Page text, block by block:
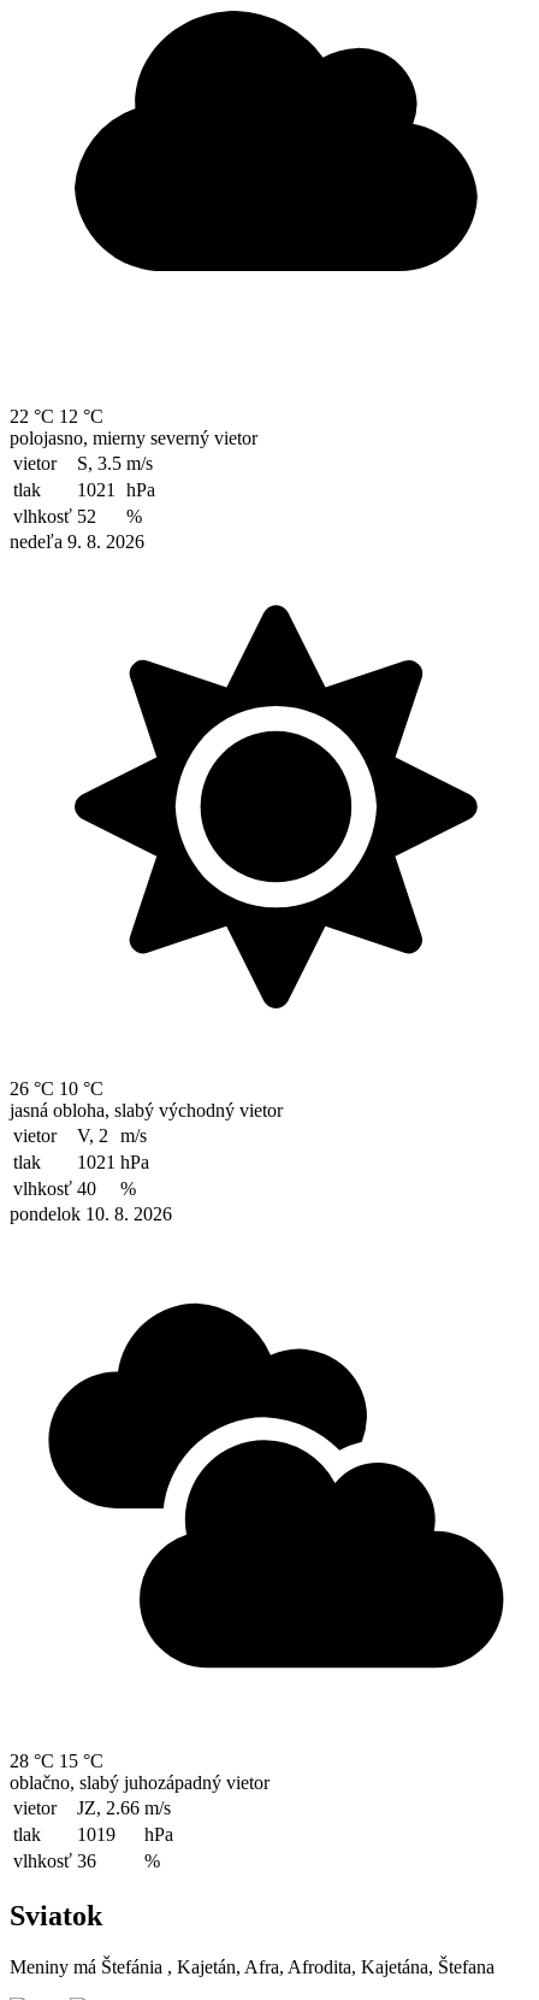
22 °C 12 °C
polojasno, mierny severný vietor
vietor
S, 3.5 m/s
tlak
1021
hPa
vlhkosť 52
%
nedeľa 9. 8. 2026
26 °C 10 °C
jasná obloha, slabý východný vietor
vietor
V, 2
m/s
tlak
1021 hPa
vlhkosť 40
%
pondelok 10. 8. 2026
28 °C 15 °C
oblačno, slabý juhozápadný vietor
vietor
JZ, 2.66 m/s
tlak
1019
hPa
vlhkosť 36 %
Sviatok
Meniny má Štefánia , Kajetán, Afra, Afrodita, Kajetána, Štefana